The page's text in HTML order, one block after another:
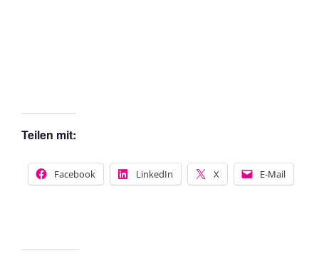
Teilen mit:
Facebook LinkedIn X E-Mail